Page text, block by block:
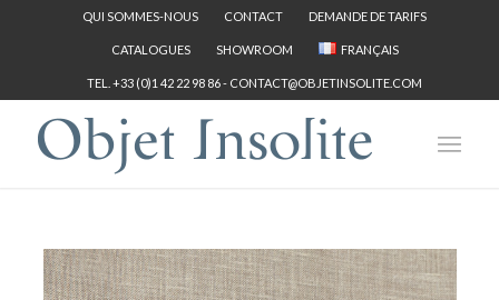
QUI SOMMES-NOUS CONTACT DEMANDE DE TARIFS
CATALOGUES SHOWROOM FRANÇAIS
TEL. +33 (0)1 42 22 98 86 - CONTACT@OBJETINSOLITE.COM